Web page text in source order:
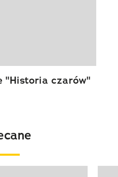
"Historia czarów"